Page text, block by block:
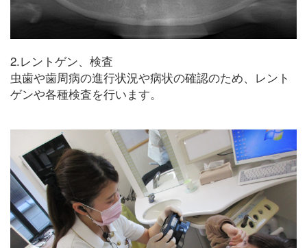
2.レントゲン、検査
虫歯や歯周病の進行状況や病状の確認のため、レント
ゲンや各種検査を行います。